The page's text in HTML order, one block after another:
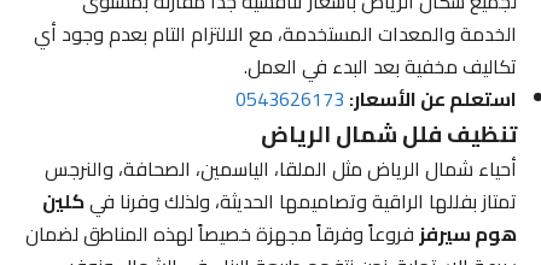
الخدمة والمعدات المستخدمة، مع الالتزام التام بعدم وجود أي
تكاليف مخفية بعد البدء في العمل.
استعلم عن الأسعار:0543626173
تنظيف فلل شمال الرياض
أحياء شمال الرياض مثل الملقا، الياسمين، الصحافة، والنرجس
تمتاز بفللها الراقية وتصاميمها الحديثة، ولذلك وفرنا فيكلين
هوم سيرفزفروعاً وفرقاً مجهزة خصيصاً لهذه المناطق لضمان